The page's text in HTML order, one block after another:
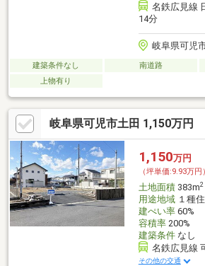
名鉄広見線
14分
岐阜県可児
建築条件なし 南道路
上物有り
岐阜県可児市土田 1,150万円
1,150万円
（坪単価:9.93万円）
土地面積383m2
用途地域１種
建ぺい率60%
容積率200%
建築条件なし
名鉄広見線
その他の交通